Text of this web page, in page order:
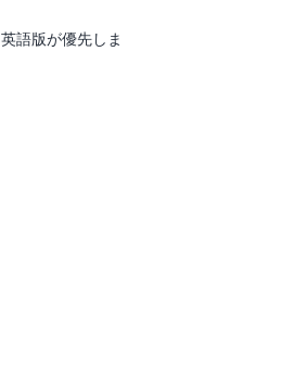
語版が優先しま